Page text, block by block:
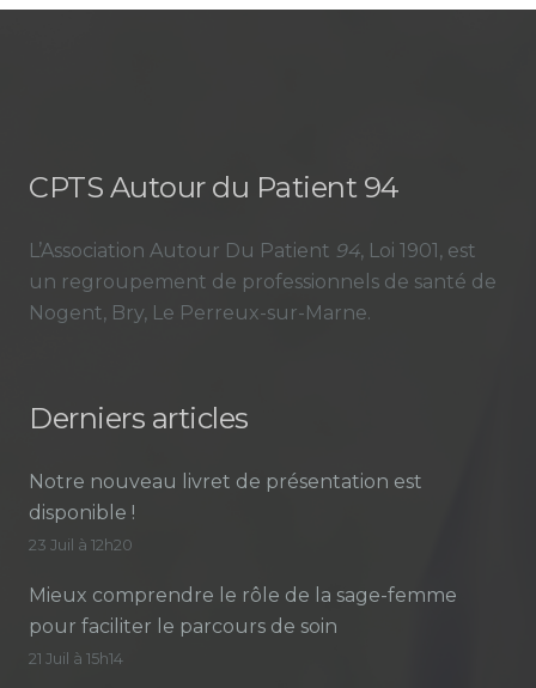
CPTS Autour du Patient 94
L’Association Autour Du Patient 94, Loi 1901, est
un regroupement de professionnels de santé de
Nogent, Bry, Le Perreux-sur-Marne.
Derniers articles
Notre nouveau livret de présentation est
disponible !
23 Juil à 12h20
Mieux comprendre le rôle de la sage-femme
pour faciliter le parcours de soin
21 Juil à 15h14